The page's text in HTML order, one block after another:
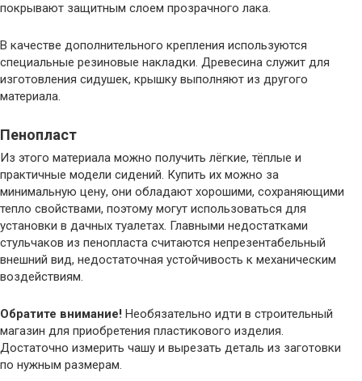
покрывают защитным слоем прозрачного лака.
В качестве дополнительного крепления используются
специальные резиновые накладки. Древесина служит для
изготовления сидушек, крышку выполняют из другого
материала.
Пенопласт
Из этого материала можно получить лёгкие, тёплые и
практичные модели сидений. Купить их можно за
минимальную цену, они обладают хорошими, сохраняющими
тепло свойствами, поэтому могут использоваться для
установки в дачных туалетах. Главными недостатками
стульчаков из пенопласта считаются непрезентабельный
внешний вид, недостаточная устойчивость к механическим
воздействиям.
Обратите внимание! Необязательно идти в строительный
магазин для приобретения пластикового изделия.
Достаточно измерить чашу и вырезать деталь из заготовки
по нужным размерам.